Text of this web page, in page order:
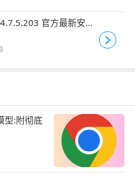
官方最新安装
型:附彻底